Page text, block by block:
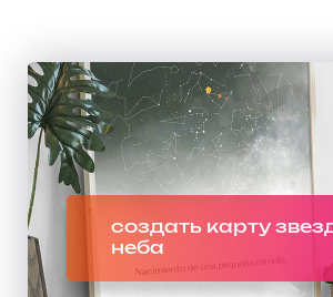
создать карту
неба